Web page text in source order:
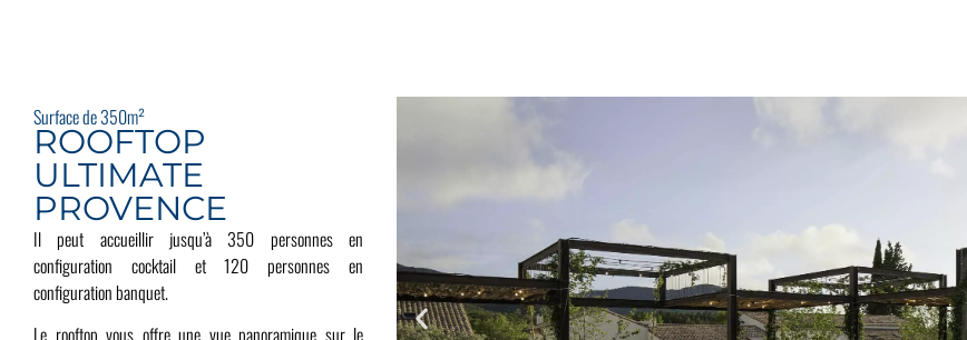
Surface de 350m²
ROOFTOP
ULTIMATE
PROVENCE
Il peut accueillir jusqu’à 350 personnes en
configuration cocktail et 120 personnes en
configuration banquet.